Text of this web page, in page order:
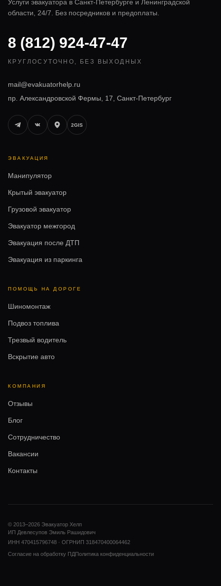
Услуги эвакуатора в Санкт-Петербурге и Ленинградской
области, 24/7. Без посредников и предоплаты.
8 (812) 924-47-47
КРУГЛОСУТОЧНО, БЕЗ ВЫХОДНЫХ
mail@evakuatorhelp.ru
пр. Александровской Фермы, 17, Санкт-Петербург
2GIS
ЭВАКУАЦИЯ
Манипулятор
Крытый эвакуатор
Грузовой эвакуатор
Эвакуатор межгород
Эвакуация после ДТП
Эвакуация из паркинга
ПОМОЩЬ НА ДОРОГЕ
Шиномонтаж
Подвоз топлива
Трезвый водитель
Вскрытие авто
КОМПАНИЯ
Отзывы
Блог
Сотрудничество
Вакансии
Контакты
© 2013–2026 Эвакуатор Хелп
ИП Девлесупов Эмиль Рашидович
ИНН 470415796748 · ОГРНИП 318470400064462
Согласие на обработку ПДПолитика конфиденциальности